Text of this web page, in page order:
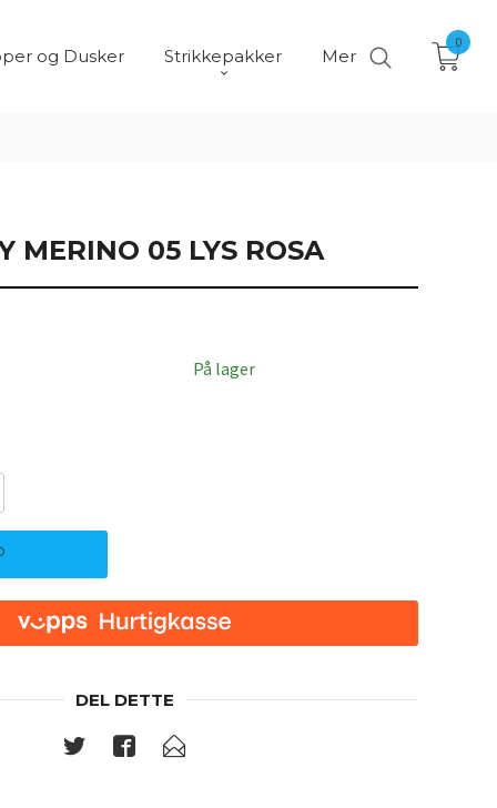
og Dusker Strikkepakker Mer
0
MERINO 05 LYS ROSA
På lager
DEL DETTE